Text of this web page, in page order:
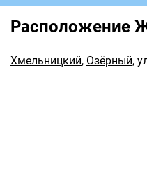
Расположение
Хмельницкий, Озёрный,